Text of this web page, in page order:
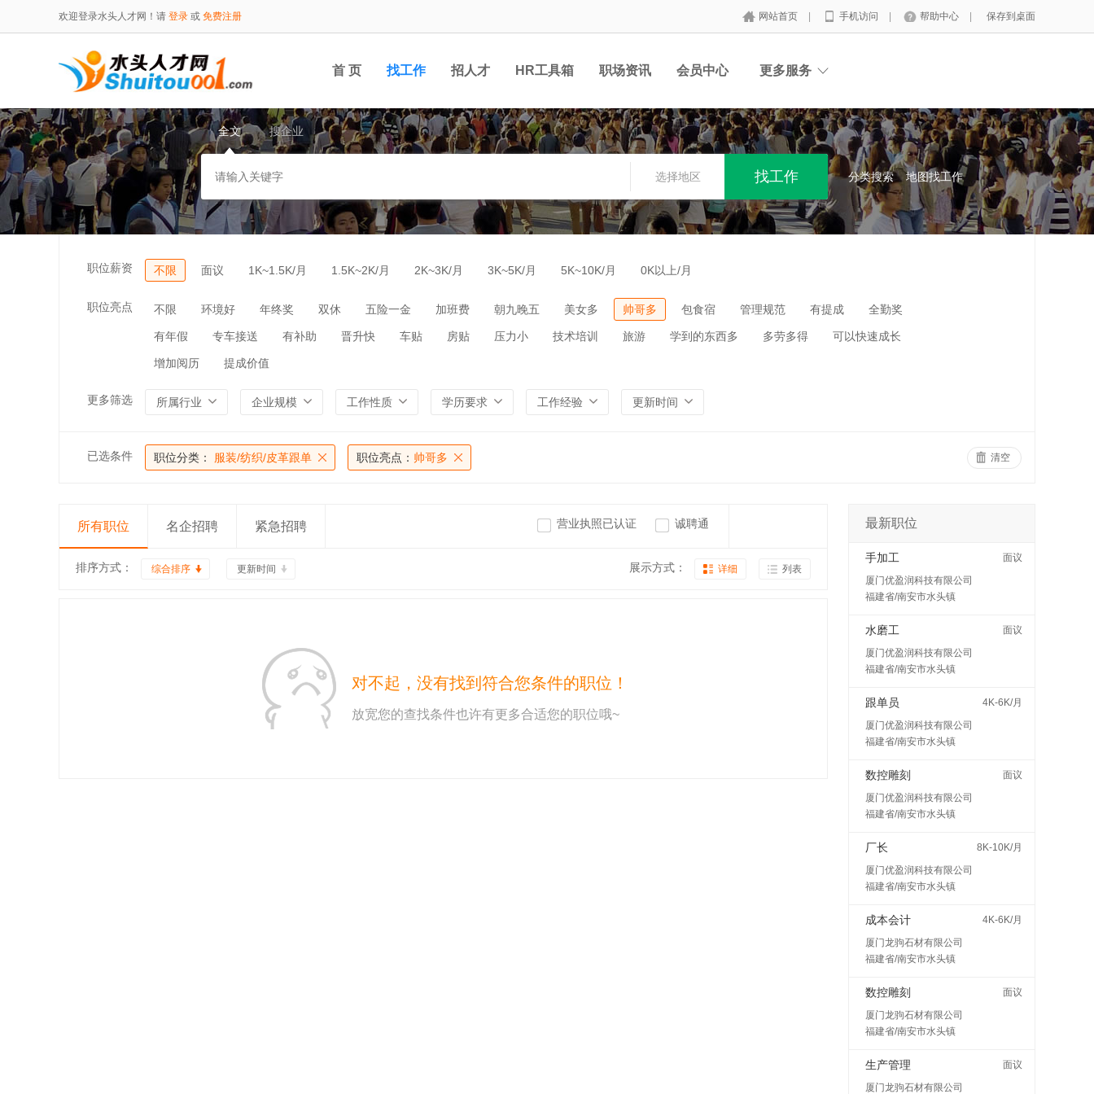
欢迎登录水头人才网！请 登录 或 免费注册 网站首页 手机访问 帮助中心 保存到桌面
首 页 找工作 招人才 HR工具箱 职场资讯 会员中心 更多服务
全文 搜企业
选择地区 分类搜索 地图找工作
职位薪资 不限 面议 1K~1.5K/月 1.5K~2K/月 2K~3K/月 3K~5K/月 5K~10K/月 0K以上/月
职位亮点 不限 环境好 年终奖 双休 五险一金 加班费 朝九晚五 美女多 帅哥多 包食宿 管理规范 有提成 全勤奖
有年假 专车接送 有补助 晋升快 车贴 房贴 压力小 技术培训 旅游 学到的东西多 多劳多得 可以快速成长
增加阅历 提成价值
更多筛选 所属行业 企业规模 工作性质 学历要求 工作经验 更新时间
已选条件 职位分类： 服装/纺织/皮革跟单 职位亮点： 帅哥多 清空
所有职位 名企招聘 紧急招聘 营业执照已认证 诚聘通
排序方式： 综合排序 更新时间 展示方式： 详细 列表
对不起，没有找到符合您条件的职位！
放宽您的查找条件也许有更多合适您的职位哦~
最新职位
手加工
面议
厦门优盈润科技有限公司
福建省/南安市水头镇
水磨工
面议
厦门优盈润科技有限公司
福建省/南安市水头镇
跟单员
4K-6K/月
厦门优盈润科技有限公司
福建省/南安市水头镇
数控雕刻
面议
厦门优盈润科技有限公司
福建省/南安市水头镇
厂长
8K-10K/月
厦门优盈润科技有限公司
福建省/南安市水头镇
成本会计
4K-6K/月
厦门龙驹石材有限公司
福建省/南安市水头镇
数控雕刻
面议
厦门龙驹石材有限公司
福建省/南安市水头镇
生产管理
面议
厦门龙驹石材有限公司